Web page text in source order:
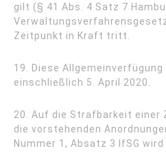
gilt (§ 41 Abs. 4 Satz 7
Zeitpunkt in Kraft tritt.
19. Diese
einschließlich 5. April 2020.
20. Auf die Strafbarkeit einer
die vorstehenden
Nummer 1, Absatz 3 IfSG